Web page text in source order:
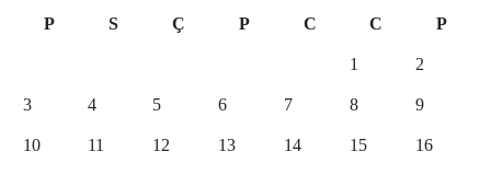
P
S Ç P C C P
1 2
3 4 5 6 7 8 9
10 11 12 13 14 15 16